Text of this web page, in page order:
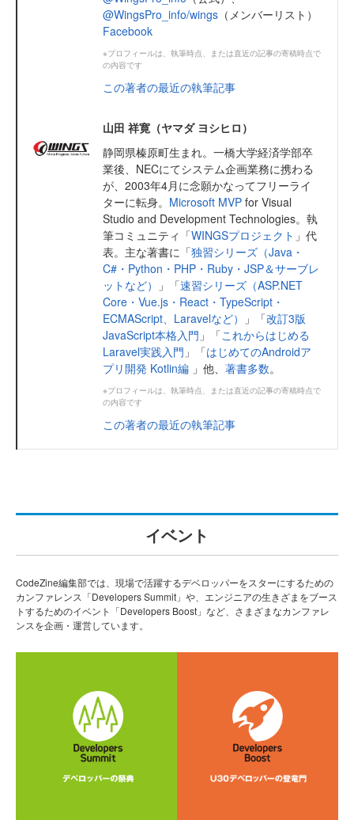
@WingsPro_info/wings （メンバーリスト）
Facebook
※プロフィールは、執筆時点、または直近の記事の寄稿時点で
の内容です
この著者の最近の執筆記事
山田 祥寛（ヤマダ ヨシヒロ）
静岡県榛原町生まれ。一橋大学経済学部卒
業後、NECにてシステム企画業務に携わる
が、2003年4月に念願かなってフリーライ
ターに転身。 Microsoft MVP for Visual
Studio and Development Technologies。執
筆コミュニティ「WINGSプロジェクト 」代
表。主な著書に「独習シリーズ（Java・
C#・Python・PHP・Ruby・JSP＆サーブレ
ットなど）
」「速習シリーズ（ASP.NET
Core・Vue.js・React・TypeScript・
ECMAScript、Laravelなど）
」「改訂3版
JavaScript本格入門 」「これからはじめる
Laravel実践入門 」「はじめてのAndroidア
プリ開発 Kotlin編 」他、 著書多数。
※プロフィールは、執筆時点、または直近の記事の寄稿時点で
の内容です
この著者の最近の執筆記事
イベント
CodeZine編集部では、現場で活躍するデベロッパーをスターにするための
カンファレンス「Developers Summit」や、エンジニアの生きざまをブース
トするためのイベント「Developers Boost」など、さまざまなカンファレ
ンスを企画・運営しています。